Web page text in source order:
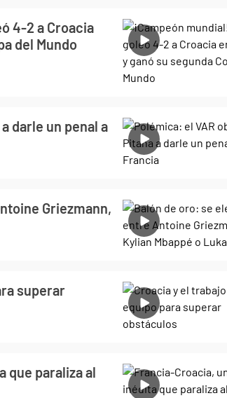
4-2 a Croacia
del Mundo
darle un penal a
Griezmann,
superar
que paraliza al